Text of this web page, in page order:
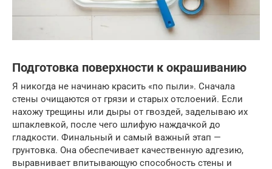
Подготовка поверхности к окрашиванию
Я никогда не начинаю красить «по пыли». Сначала
стены очищаются от грязи и старых отслоений. Если
нахожу трещины или дыры от гвоздей, заделываю их
шпаклевкой, после чего шлифую наждачкой до
гладкости. Финальный и самый важный этап —
грунтовка. Она обеспечивает качественную адгезию,
выравнивает впитывающую способность стены и